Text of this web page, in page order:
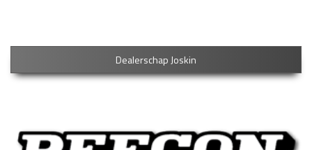
Dealerschap Joskin